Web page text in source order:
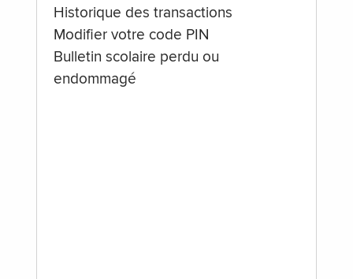
Historique des transactions
Modifier votre code PIN
Bulletin scolaire perdu ou
endommagé